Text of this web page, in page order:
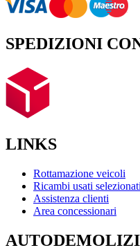
SPEDIZIONI
LINKS
Rottamazione veicoli
Ricambi usati selezionati
Assistenza clienti
Area concessionari